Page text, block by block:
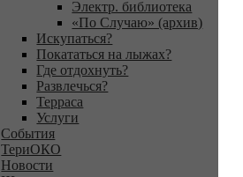
Электр. библиотека
«По Случаю» (архив)
Искупаться?
Покататься на лыжах?
Где отдохнуть?
Развлечься?
Терраса
Услуги
События
ТериОКО
Новости